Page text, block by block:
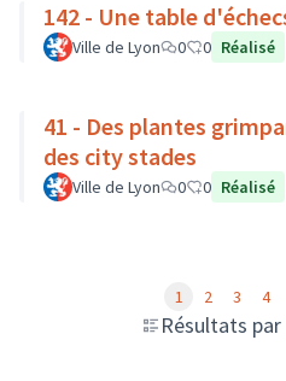
142 - Une table
Ville de Lyon 0 0 Réalisé
41 - Des plantes
des city stades
Ville de Lyon 0 0 Réalisé
Résultats par
1 2 3 4